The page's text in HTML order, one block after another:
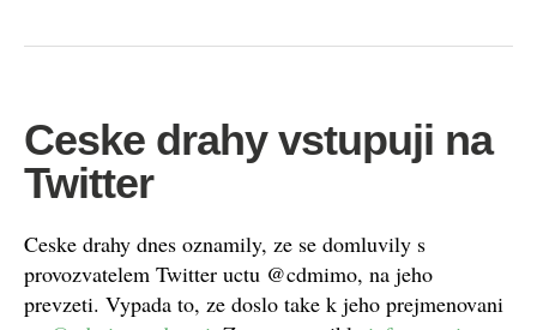
Ceske drahy vstupuji na
Twitter
Ceske drahy dnes oznamily, ze se domluvily s
provozvatelem Twitter uctu @cdmimo, na jeho
prevzeti. Vypada to, ze doslo take k jeho prejmenovani